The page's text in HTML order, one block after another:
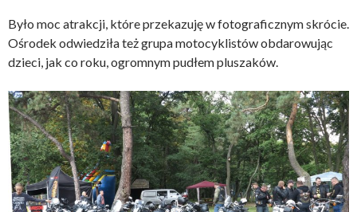
Było moc atrakcji, które przekazuję w fotograficznym skrócie.
Ośrodek odwiedziła też grupa motocyklistów obdarowując
dzieci, jak co roku, ogromnym pudłem pluszaków.